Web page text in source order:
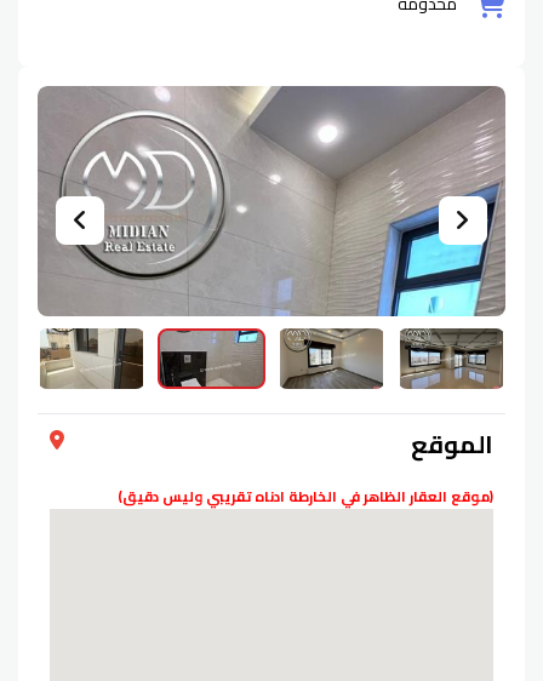
الموقع
(موقع العقار الظاهر في الخارطة ادناه تقريبي وليس دقيق)